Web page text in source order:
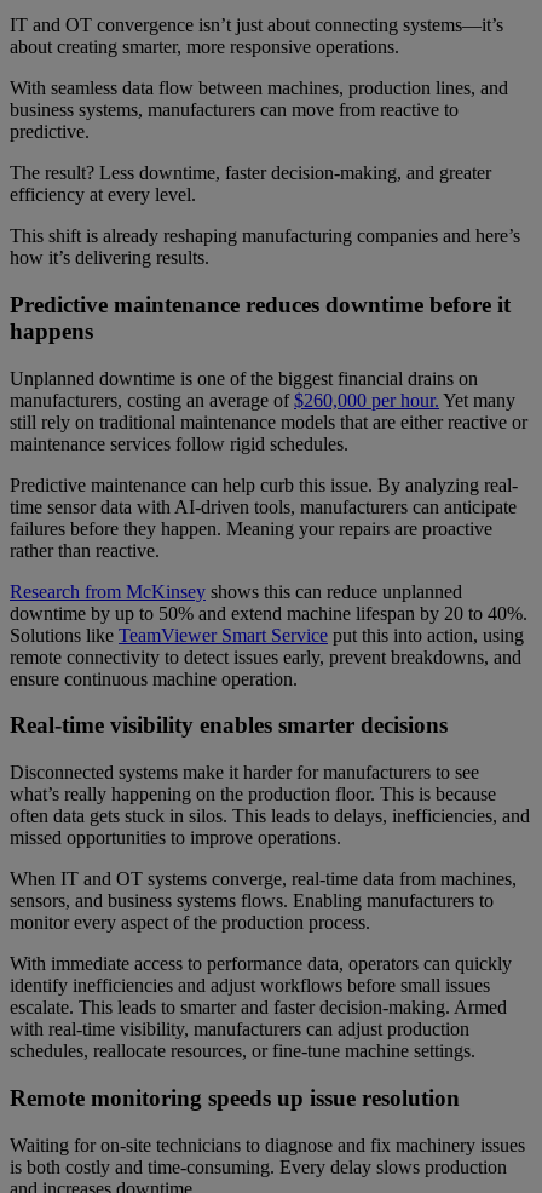
IT and OT convergence isn’t just about connecting systems—it’s
about creating smarter, more responsive operations.
With seamless data flow between machines, production lines, and
business systems, manufacturers can move from reactive to
predictive.
The result? Less downtime, faster decision-making, and greater
efficiency at every level.
This shift is already reshaping manufacturing companies and here’s
how it’s delivering results.
Predictive maintenance reduces downtime before it
happens
Unplanned downtime is one of the biggest financial drains on
manufacturers, costing an average of$260,000 per hour. Yet many
still rely on traditional maintenance models that are either reactive or
maintenance services follow rigid schedules.
Predictive maintenance can help curb this issue. By analyzing real-
time sensor data with AI-driven tools, manufacturers can anticipate
failures before they happen. Meaning your repairs are proactive
rather than reactive.
Research from McKinsey shows this can reduce unplanned
downtime by up to 50% and extend machine lifespan by 20 to 40%.
Solutions like TeamViewer Smart Service put this into action, using
remote connectivity to detect issues early, prevent breakdowns, and
ensure continuous machine operation.
Real-time visibility enables smarter decisions
Disconnected systems make it harder for manufacturers to see
what’s really happening on the production floor. This is because
often data gets stuck in silos. This leads to delays, inefficiencies, and
missed opportunities to improve operations.
When IT and OT systems converge, real-time data from machines,
sensors, and business systems flows. Enabling manufacturers to
monitor every aspect of the production process.
With immediate access to performance data, operators can quickly
identify inefficiencies and adjust workflows before small issues
escalate. This leads to smarter and faster decision-making. Armed
with real-time visibility, manufacturers can adjust production
schedules, reallocate resources, or fine-tune machine settings.
Remote monitoring speeds up issue resolution
Waiting for on-site technicians to diagnose and fix machinery issues
is both costly and time-consuming. Every delay slows production
and increases downtime.